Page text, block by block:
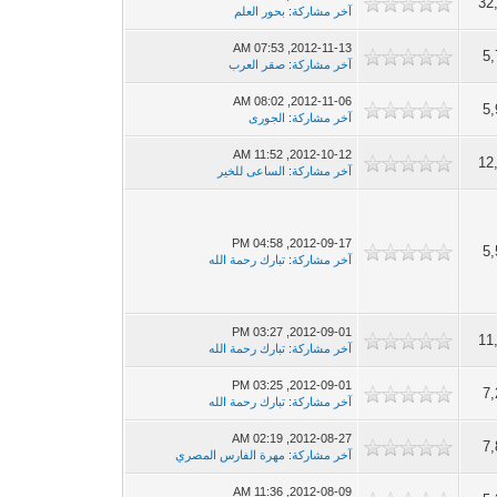
آخر مشاركة: بحور العلم
2012-11-13, 07:53 AM
آخر مشاركة:صقر العرب
2012-11-06, 08:02 AM
آخر مشاركة: الجورى
2012-10-12, 11:52 AM
آخر مشاركة: الساعى للخير
2012-09-17, 04:58 PM
آخر مشاركة:تبارك رحمة الله
2012-09-01, 03:27 PM
آخر مشاركة:تبارك رحمة الله
2012-09-01, 03:25 PM
آخر مشاركة:تبارك رحمة الله
2012-08-27, 02:19 AM
آخر مشاركة: مهرة الفارس المصري
2012-08-09, 11:36 AM